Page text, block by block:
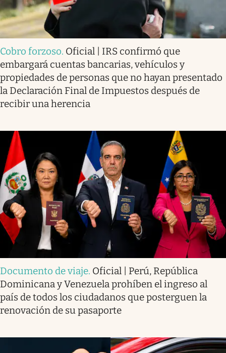
Cobro forzoso. Oficial | IRS confirmó que
embargará cuentas bancarias, vehículos y
propiedades de personas que no hayan presentado
la Declaración Final de Impuestos después de
recibir una herencia
Documento de viaje. Oficial | Perú, República
Dominicana y Venezuela prohíben el ingreso al
país de todos los ciudadanos que posterguen la
renovación de su pasaporte